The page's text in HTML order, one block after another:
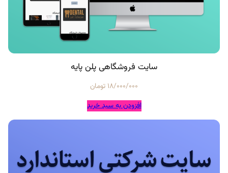
سایت فروشگاهی پلن پایه
18/000/000 تومان
افزودن به سبد خرید